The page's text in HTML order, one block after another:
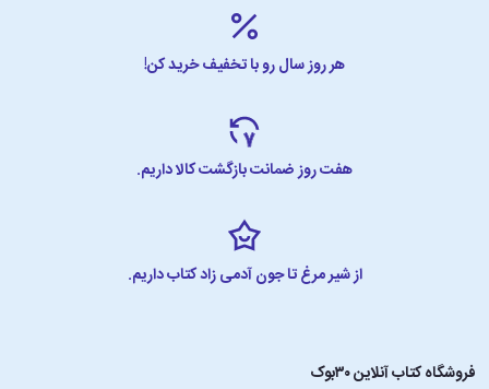
هر روز سال رو با تخفیف خرید کن!
هفت روز ضمانت بازگشت کالا داریم.
از شیر مرغ تا جون آدمی زاد کتاب داریم.
فروشگاه کتاب آنلاین ۳۰بوک